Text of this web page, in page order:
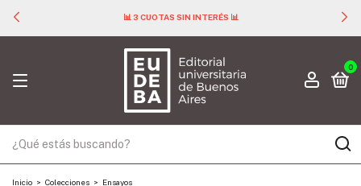
📊 3 CUOTAS SIN INTERÉS 📊
0
Inicio > Colecciones > Ensayos